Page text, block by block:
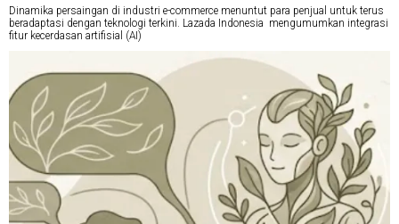
Dinamika persaingan di industri e-commerce menuntut para penjual untuk terus
beradaptasi dengan teknologi terkini. Lazada Indonesia mengumumkan integrasi
fitur kecerdasan artifisial (AI)